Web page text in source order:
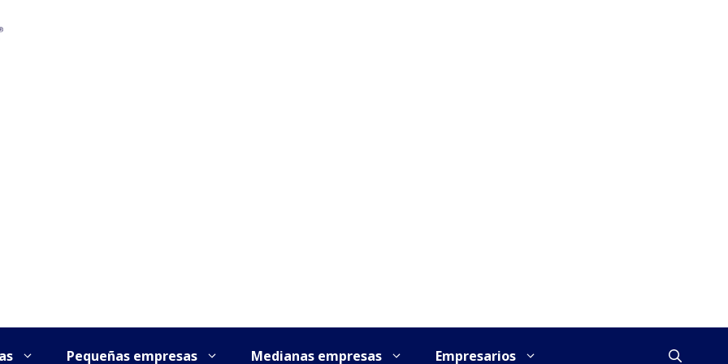
Pequeñas empresas Medianas empresas Empresarios